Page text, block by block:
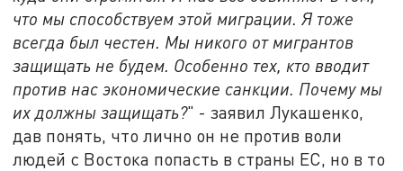
что мы способствуем этой миграции. Я тоже
всегда был честен. Мы никого от мигрантов
защищать не будем. Особенно тех, кто вводит
против нас экономические санкции. Почему мы
их должны защищать?" - заявил Лукашенко,
дав понять, что лично он не против воли
людей с Востока попасть в страны ЕС, но в то